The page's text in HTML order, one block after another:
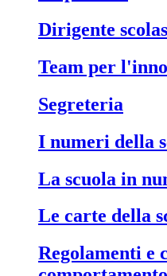
Dirigente
Team per
Segreteria
I numeri della
La scuola in
Le carte della
Regolamenti e